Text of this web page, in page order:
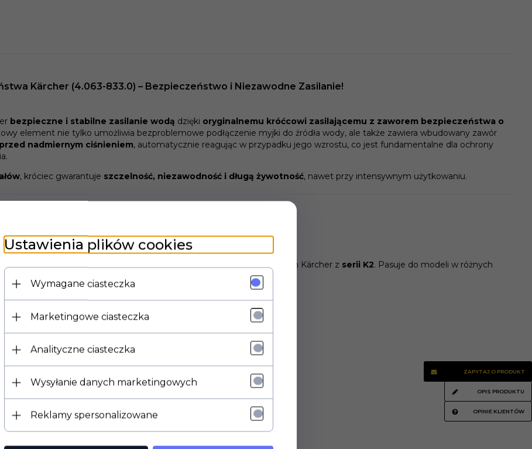
ZAPYTAJ O PRODUKT
OPIS PRODUKTU
OPINIE KLIENTÓW
Kärcher (4.063-833.0) – Bezpieczeństwo i Niezawodne Zasilanie!
bezpieczne i stabilne zasilanie wodą dzięki oryginalnemu króćcowi zasilającemu z zaworem bezpieczeństwa o
element nie tylko umożliwia bezproblemowe podłączenie myjki do źródła wody, ale także zawiera wbudowany zawór
nadmiernym ciśnieniem, automatycznie reagując w przypadku jego wzrostu, co jest fundamentalne dla ochrony
, króciec gwarantuje szczelność, niezawodność i długą żywotność, nawet przy intensywnym użytkowaniu.
Kärcher Serii K2
jest kompatybilny z wybranymi modelami myjek wysokociśnieniowych Kärcher z serii K2. Pasuje do modeli w różnych
(MD, Plus, WB, T50).
Ustawienia plików cookies
Wymagane ciasteczka
Marketingowe ciasteczka
Analityczne ciasteczka
Wysyłanie danych marketingowych
Reklamy spersonalizowane